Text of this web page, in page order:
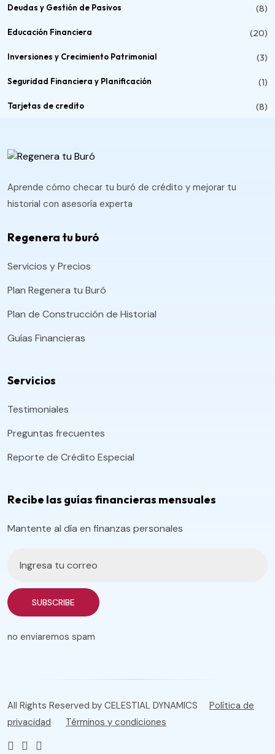
Deudas y Gestión de Pasivos (8)
Educación Financiera (20)
Inversiones y Crecimiento Patrimonial (3)
Seguridad Financiera y Planificación (1)
Tarjetas de credito (8)
Aprende cómo checar tu buró de crédito y mejorar tu
historial con asesoría experta
Regenera tu buró
Servicios y Precios
Plan Regenera tu Buró
Plan de Construcción de Historial
Guías Financieras
Servicios
Testimoniales
Preguntas frecuentes
Reporte de Crédito Especial
Recibe las guías financieras mensuales
Mantente al día en finanzas personales
SUBSCRIBE
no enviaremos spam
All Rights Reserved by CELESTIAL DYNAMICS
Política de
privacidad
Términos y condiciones